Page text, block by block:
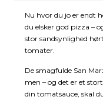
Nu hvor du jo er endt
du elsker god pizza –
stor sandsynlighed
tomater.
De smagfulde San
men – og det er et
din tomatsauce, skal